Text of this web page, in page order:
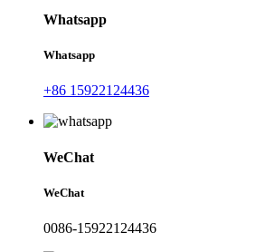
Whatsapp
Whatsapp
+86 15922124436
WeChat
WeChat
0086-15922124436